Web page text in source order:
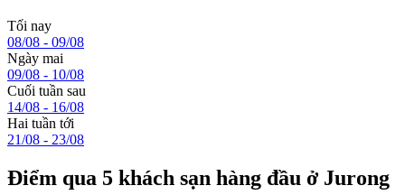
Tối nay
08/08 - 09/08
Ngày mai
09/08 - 10/08
Cuối tuần sau
14/08 - 16/08
Hai tuần tới
21/08 - 23/08
Điểm qua 5 khách sạn hàng đầu ở Jurong